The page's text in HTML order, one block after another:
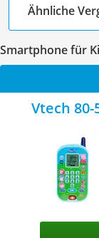
Ähnliche
Smartphone für
Vtech